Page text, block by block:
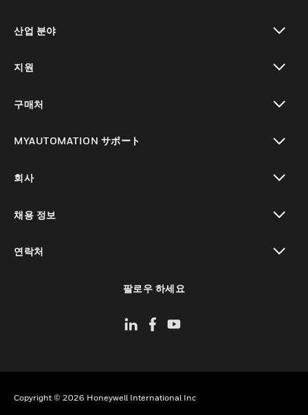
산업 분야
지원
구매처
MYAUTOMATION サポート
회사
채용 정보
연락처
팔로우 하세요
Copyright © 2026 Honeywell International Inc